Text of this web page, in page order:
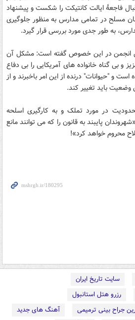
فاجعۀ ایالت کانتیکت را شکست و پیشنهاد
مسلح در تمامی مدارس به منظور جلوگیری
به طور جدی مورد بررسی قرار گیرد.
این انجمن در این خصوص گفته است: مشکل آن
و بی گناه خانواده های آمریکایی را بی دفاع
است و "حیوانات" درنده از این امر باخبرند و از
باید تغییر کند.
در مورد تملک و به کارگیری اسلحه
پایبند به قانون را که می توانند مانع
محروم خواهد کرد»!
سایت تاریخ ایران
رزرو هتل استانبول
جراح بینی ترمیمی
آهنگ های جدید